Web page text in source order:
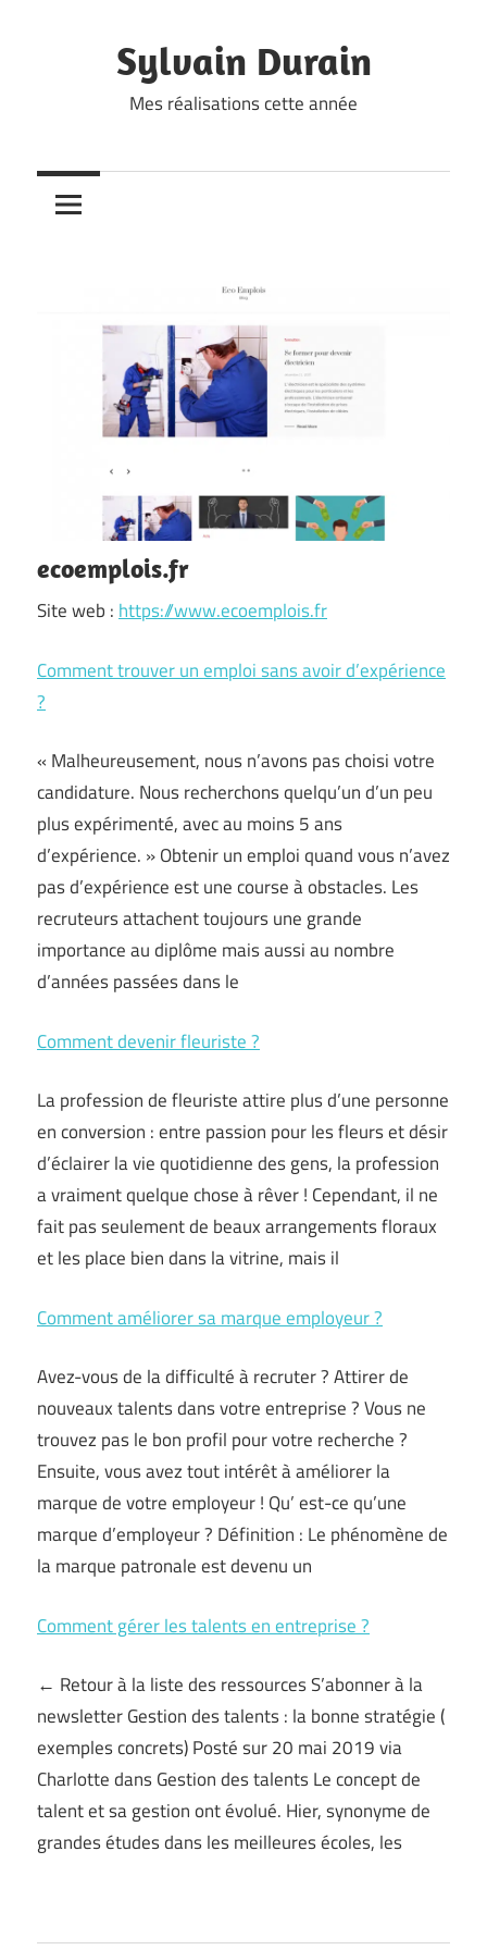
Sylvain Durain
Mes réalisations cette année
ecoemplois.fr
Site web : https://www.ecoemplois.fr
Comment trouver un emploi sans avoir d’expérience
?
« Malheureusement, nous n’avons pas choisi votre
candidature. Nous recherchons quelqu’un d’un peu
plus expérimenté, avec au moins 5 ans
d’expérience. » Obtenir un emploi quand vous n’avez
pas d’expérience est une course à obstacles. Les
recruteurs attachent toujours une grande
importance au diplôme mais aussi au nombre
d’années passées dans le
Comment devenir fleuriste ?
La profession de fleuriste attire plus d’une personne
en conversion : entre passion pour les fleurs et désir
d’éclairer la vie quotidienne des gens, la profession
a vraiment quelque chose à rêver ! Cependant, il ne
fait pas seulement de beaux arrangements floraux
et les place bien dans la vitrine, mais il
Comment améliorer sa marque employeur ?
Avez-vous de la difficulté à recruter ? Attirer de
nouveaux talents dans votre entreprise ? Vous ne
trouvez pas le bon profil pour votre recherche ?
Ensuite, vous avez tout intérêt à améliorer la
marque de votre employeur ! Qu’ est-ce qu’une
marque d’employeur ? Définition : Le phénomène de
la marque patronale est devenu un
Comment gérer les talents en entreprise ?
← Retour à la liste des ressources S’abonner à la
newsletter Gestion des talents : la bonne stratégie (
exemples concrets) Posté sur 20 mai 2019 via
Charlotte dans Gestion des talents Le concept de
talent et sa gestion ont évolué. Hier, synonyme de
grandes études dans les meilleures écoles, les